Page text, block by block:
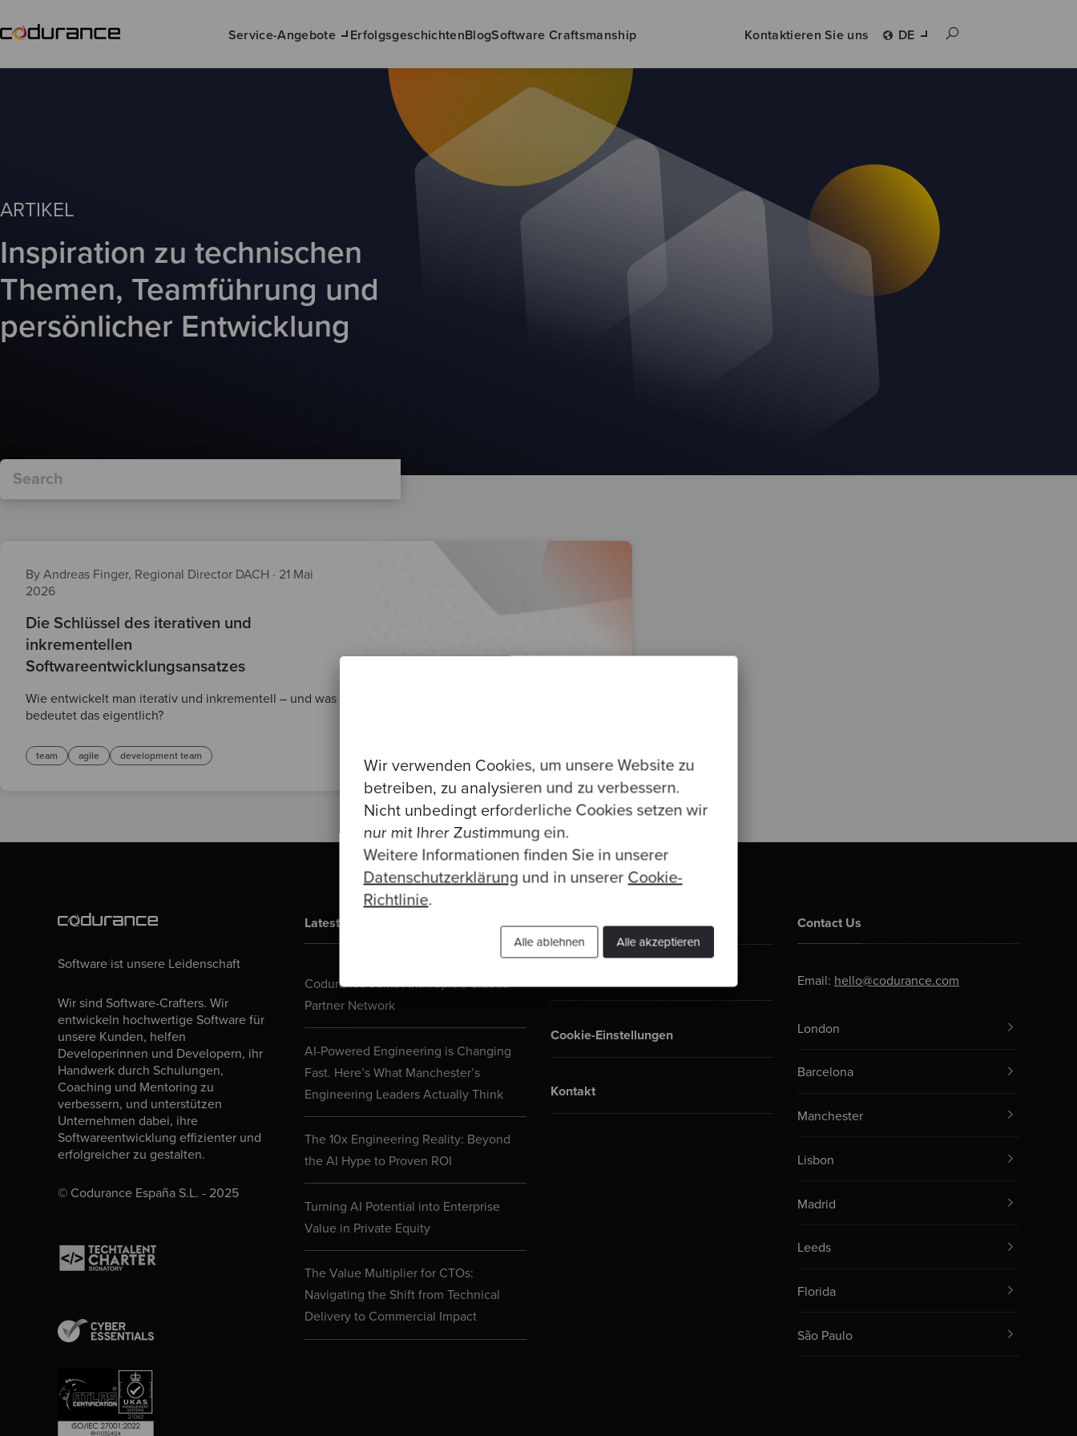
Wir verwenden Cookies, um unsere Website zu
betreiben, zu analysieren und zu verbessern.
Nicht unbedingt erforderliche Cookies setzen wir
nur mit Ihrer Zustimmung ein.
Weitere Informationen finden Sie in unserer
Datenschutzerklärung und in unserer Cookie-
Richtlinie.
Alle akzeptieren
Alle ablehnen
Service-Angebote ErfolgsgeschichtenBlogSoftware Craftsmanship Kontaktieren Sie uns DE
ARTIKEL
Inspiration zu technischen
Themen, Teamführung und
persönlicher Entwicklung
By Andreas Finger, Regional Director DACH · 21 Mai
2026
Die Schlüssel des iterativen und
inkrementellen
Softwareentwicklungsansatzes
Wie entwickelt man iterativ und inkrementell – und was
bedeutet das eigentlich?
team agile development team
Software ist unsere Leidenschaft
Wir sind Software-Crafters. Wir
entwickeln hochwertige Software für
unsere Kunden, helfen
Developerinnen und Developern, ihr
Handwerk durch Schulungen,
Coaching und Mentoring zu
verbessern, und unterstützen
Unternehmen dabei, ihre
Softwareentwicklung effizienter und
erfolgreicher zu gestalten.
© Codurance España S.L. - 2025
Latest Blogs
Codurance Joins Anthropic’s Claude
Partner Network
AI-Powered Engineering is Changing
Fast. Here’s What Manchester’s
Engineering Leaders Actually Think
The 10x Engineering Reality: Beyond
the AI Hype to Proven ROI
Turning AI Potential into Enterprise
Value in Private Equity
The Value Multiplier for CTOs:
Navigating the Shift from Technical
Delivery to Commercial Impact
Impressum
Cookie-Einstellungen
Kontakt
Contact Us
Email: hello@codurance.com
London
Barcelona
Manchester
Lisbon
Madrid
Leeds
Florida
São Paulo